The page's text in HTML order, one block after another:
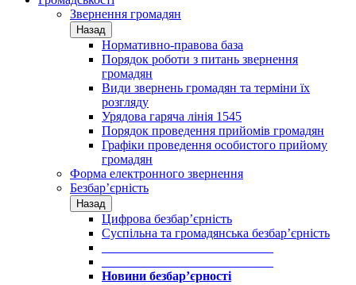
Звернення громадян
Назад
Нормативно-правова база
Порядок роботи з питань звернення
громадян
Види звернень громадян та терміни їх
розгляду
Урядова гаряча лінія 1545
Порядок проведення прийомів громадян
Графіки проведення особистого прийому
громадян
Форма електронного звернення
Безбар’єрність
Назад
Цифрова безбар’єрність
Суспільна та громадянська безбар’єрність
Новини безбар’єрності